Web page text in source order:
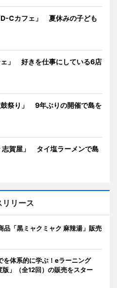
D-Cカフェ」 夏休みの子ども
」 好きを仕事にしている6店
祭り」 9年ぶりの開催で島を
志賀屋」 タイ塩ラーメンで島
リリース
「黒ミャクミャク 麻辣湯」販売
を体系的に学ぶ！eラーニング
」（全12回）の販売をスター